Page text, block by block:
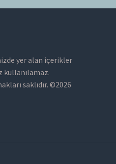
yer alan içerikler
kullanılamaz.
saklıdır. ©2026